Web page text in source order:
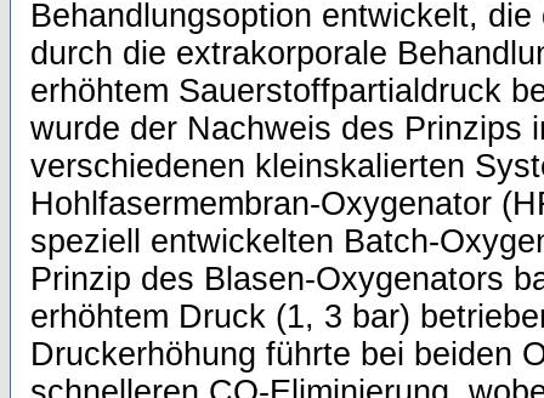
Behandlungsoption entwickelt,
durch die extrakorporale
erhöhtem Sauerstoffpartialdruck
wurde der Nachweis des Prinzips
verschiedenen kleinskalierten
Hohlfasermembran-Oxygenator
speziell entwickelten Batch-
Prinzip des Blasen-Oxygenators
erhöhtem Druck (1, 3 bar)
Druckerhöhung führte bei beiden